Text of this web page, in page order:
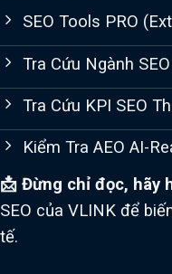
SEO Tools PRO
Tra Cứu Ngành SEO
Tra Cứu KPI SEO
Kiểm Tra AEO AI-
📩 Đừng chỉ đọc, hãy
SEO của VLINK để
tế.